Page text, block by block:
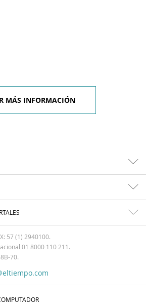
MÁS INFORMACIÓN
57 (1) 2940100.
01 8000 110 211.
70.